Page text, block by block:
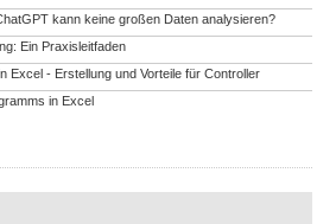
kann keine großen Daten analysieren?
Ein Praxisleitfaden
Excel - Erstellung und Vorteile für Controller
in Excel